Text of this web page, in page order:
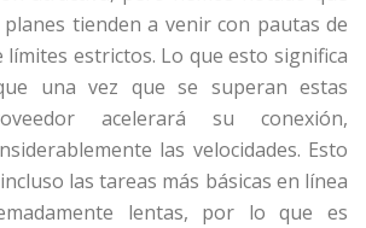
tienden a venir con pautas de
estrictos. Lo que esto significa
una vez que se superan estas
acelerará su conexión,
las velocidades. Esto
las tareas más básicas en línea
lentas, por lo que es